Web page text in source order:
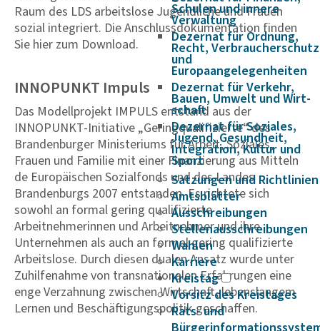
Schulen und innere
Verwaltung
Dezernat für Ordnung,
Recht, Verbraucherschutz
und
Europaangelegenheiten
Dezernat für Verkehr,
Bauen, Umwelt und Wirt­
schaft
Dezernat für Soziales,
Jugend, Gesundheit,
Integration, Kultur und
Sport
Satzungen und Richtlinien
Amtsblätter
Ausschreibungen
Stellenausschreibungen
Wahlen
Karriere
Kreistag
Vorsitz des Kreistages
Rats- und
Raum des LDS arbeitslose Jugendliche und Frauen
sozial integriert. Die Anschlussdokumentation finden
Sie hier zum Download.
INNOPUNKT Impuls
Das Modellprojekt IMPULS entstand aus der
INNOPUNKT-Initiative „Geringqualifizierte“ des
Brandenburger Ministeriums für Arbeit, Soziales,
Frauen und Familie mit einer Finanzierung aus Mitteln
de Europäischen Sozialfonds und des Landes
Brandenburgs 2007 entstanden. Es richtete sich
sowohl an formal gering qualifizierte
Arbeitnehmerinnen und Arbeitnehmer und ihre
Unternehmen als auch an formal gering qualifizierte
Arbeitslose. Durch diesen dualen Ansatz wurde unter
Zuhilfenahme von transnationalen Erfahrungen eine
enge Verzahnung zwischen Wirtschaft, lebenslangem
Lernen und Beschäftigungspolitik geschaffen.